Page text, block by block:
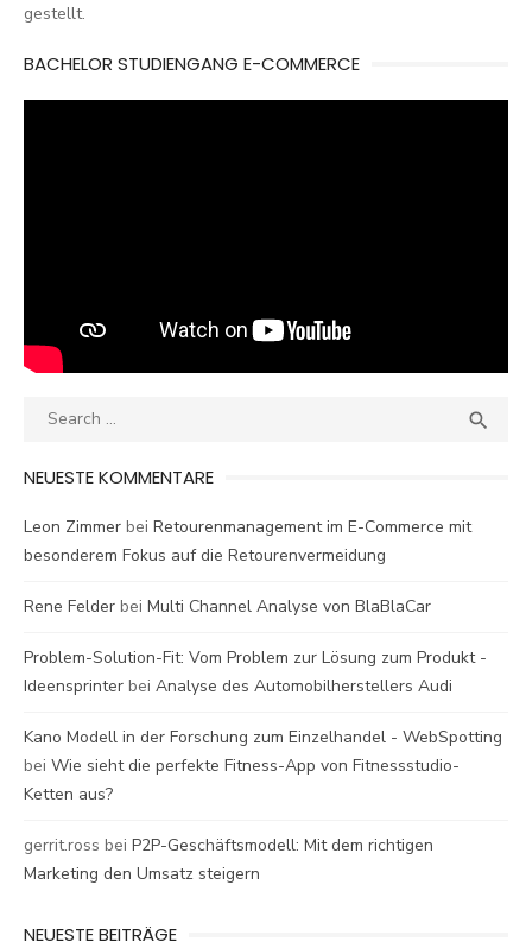
gestellt.
BACHELOR STUDIENGANG E-COMMERCE
Search

NEUESTE KOMMENTARE
Leon Zimmer bei Retourenmanagement im E-Commerce mit
besonderem Fokus auf die Retourenvermeidung
Rene Felder bei Multi Channel Analyse von BlaBlaCar
Problem-Solution-Fit: Vom Problem zur Lösung zum Produkt -
Ideensprinter bei Analyse des Automobilherstellers Audi
Kano Modell in der Forschung zum Einzelhandel - WebSpotting
bei Wie sieht die perfekte Fitness-App von Fitnessstudio-
Ketten aus?
gerrit.ross bei P2P-Geschäftsmodell: Mit dem richtigen
Marketing den Umsatz steigern
NEUESTE BEITRÄGE